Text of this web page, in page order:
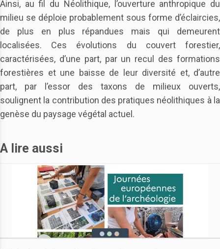
Ainsi, au fil du Néolithique, l’ouverture anthropique du
milieu se déploie probablement sous forme d’éclaircies,
de plus en plus répandues mais qui demeurent
localisées. Ces évolutions du couvert forestier,
caractérisées, d’une part, par un recul des formations
forestières et une baisse de leur diversité et, d’autre
part, par l’essor des taxons de milieux ouverts,
soulignent la contribution des pratiques néolithiques à la
genèse du paysage végétal actuel.
A lire aussi